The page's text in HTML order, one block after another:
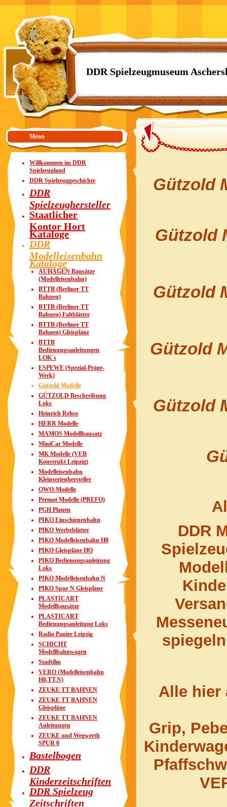
DDR Spielzeugmuseum
Menü
Willkommen im DDR
Spielzeugland
DDR Spielzeuggeschichte
DDR
Spielzeughersteller
Staatlicher
Kontor Hort
Kataloge
DDR
Modelleisenbahn
Kataloge
AUHAGEN Bausätze
(Modelleisenbahn)
BTTB (Berliner TT
Bahnen)
BTTB (Berliner TT
Bahnen) Faltblätter
BTTB (Berliner TT
Bahnen) Gleispläne
BTTB
Bedienungsanleitungen
LOK´s
ESPEWE (Spezial-Präge-
Werk)
Gützold Modelle
GÜTZOLD Beschreibung
Loks
Heinrich Rehse
HERR Modelle
MAMOS Modellbausatz
MiniCar Modelle
MK Modelle (VEB
Konstrukt Leipzig)
Modelleisenbahn
Kleinserienhersteller
OWO-Modelle
Permot Modelle (PREFO)
PGH Plauen
PIKO Einschienenbahn
PIKO Werbeblätter
PIKO Modelleisenbahn H0
PIKO Gleispläne HO
PIKO Bedienungsanleitung
Loks
PIKO Modelleisenbahn N
PIKO Spur N Gleispläne
PLASTICART
Modellbausätze
PLASTICART
Bedienungsanleitung Loks
Radio Panier Leipzig
SCHICHT
Modellbahnwagen
Stadtilm
VERO (Modelleisenbahn
H0,TT,N)
ZEUKE TT BAHNEN
ZEUKE TT BAHNEN
Gleispläne
ZEUKE TT BAHNEN
Anleitungen
ZEUKE und Wegwerth
SPUR 0
Bastelbogen
DDR
Kinderzeitschriften
DDR Spielzeug
Zeitschriften
Gützold
Gützold
Gützold
Gützold
Gützold
DDR
Alle hier
Grip,